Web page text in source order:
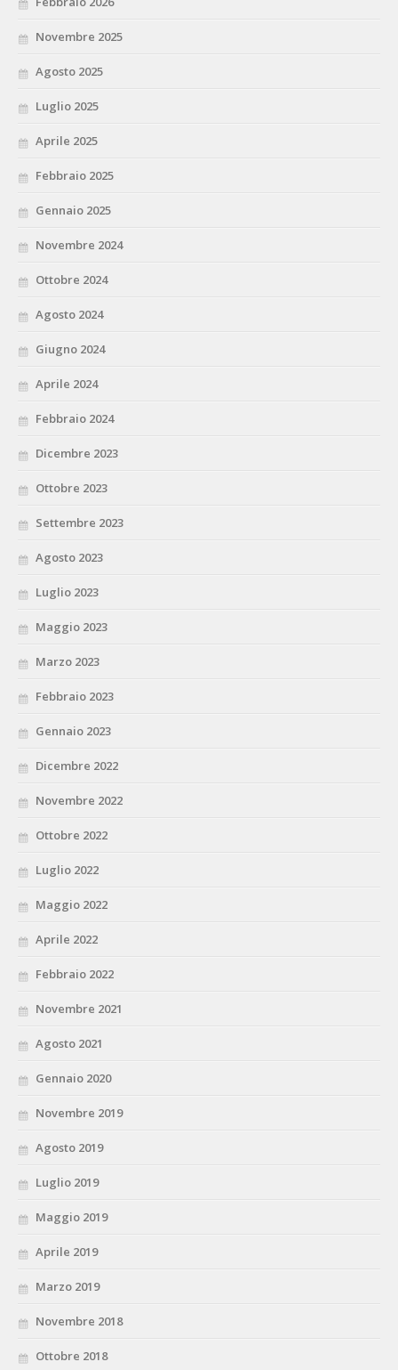
Novembre 2025
Agosto 2025
Luglio 2025
Aprile 2025
Febbraio 2025
Gennaio 2025
Novembre 2024
Ottobre 2024
Agosto 2024
Giugno 2024
Aprile 2024
Febbraio 2024
Dicembre 2023
Ottobre 2023
Settembre 2023
Agosto 2023
Luglio 2023
Maggio 2023
Marzo 2023
Febbraio 2023
Gennaio 2023
Dicembre 2022
Novembre 2022
Ottobre 2022
Luglio 2022
Maggio 2022
Aprile 2022
Febbraio 2022
Novembre 2021
Agosto 2021
Gennaio 2020
Novembre 2019
Agosto 2019
Luglio 2019
Maggio 2019
Aprile 2019
Marzo 2019
Novembre 2018
Ottobre 2018